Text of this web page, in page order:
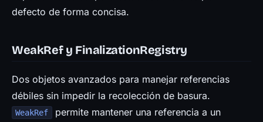
defecto de forma concisa.
WeakRef y FinalizationRegistry
Dos objetos avanzados para manejar referencias
débiles sin impedir la recolección de basura.
WeakRef
permite mantener una referencia a un